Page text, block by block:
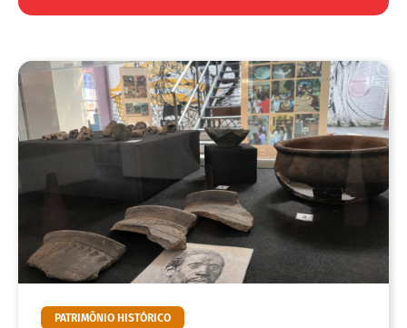
PATRIMÔNIO HISTÓRICO